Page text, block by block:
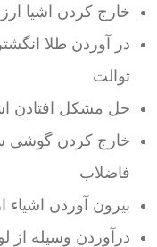
خارج کردن اشیا
در آوردن طلا
توالت
حل مشکل افتادن
خارج کردن گوشی
فاضلاب
بیرون آوردن
درآوردن وسیله از